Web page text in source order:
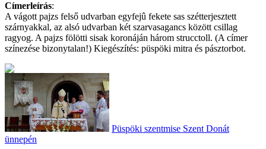
Címerleírás:
A vágott pajzs felső udvarban egyfejû fekete sas szétterjesztett
szárnyakkal, az alsó udvarban két szarvasagancs között csillag
ragyog. A pajzs fölötti sisak koronáján három strucctoll. (A címer
színezése bizonytalan!) Kiegészítés: püspöki mitra és pásztorbot.
Püspöki szentmise Szent Donát
ünnepén